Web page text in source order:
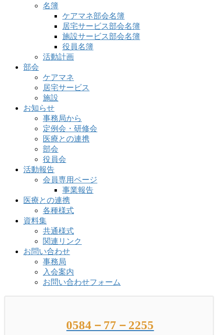
名簿
ケアマネ部会名簿
居宅サービス部会名簿
施設サービス部会名簿
役員名簿
活動計画
部会
ケアマネ
居宅サービス
施設
お知らせ
事務局から
定例会・研修会
医療との連携
部会
役員会
活動報告
会員専用ページ
事業報告
医療との連携
各種様式
資料集
共通様式
関連リンク
お問い合わせ
事務局
入会案内
お問い合わせフォーム
0584－77－2255